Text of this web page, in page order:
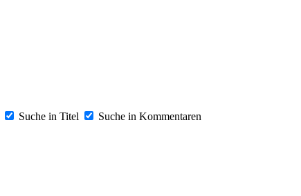
Suche in Titel
Suche in Kommentaren